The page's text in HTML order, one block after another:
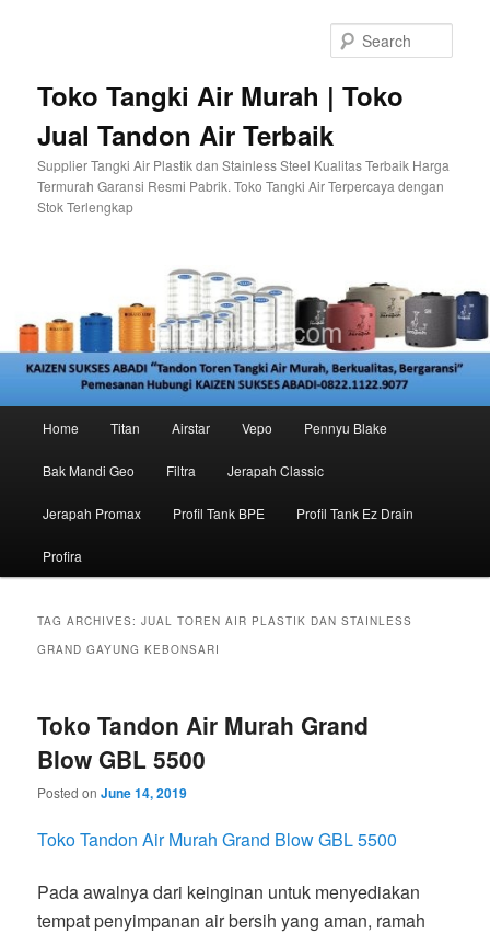
Toko Tangki Air Murah | Toko
Jual Tandon Air Terbaik
Supplier Tangki Air Plastik dan Stainless Steel Kualitas Terbaik Harga
Termurah Garansi Resmi Pabrik. Toko Tangki Air Terpercaya dengan
Stok Terlengkap
Home Titan Airstar Vepo Pennyu Blake
Bak Mandi Geo Filtra Jerapah Classic
Jerapah Promax Profil Tank BPE Profil Tank Ez Drain
Profira
TAG ARCHIVES:JUAL TOREN AIR PLASTIK DAN STAINLESS
GRAND GAYUNG KEBONSARI
Toko Tandon Air Murah Grand
Blow GBL 5500
Posted onJune 14, 2019
Toko Tandon Air Murah Grand Blow GBL 5500
Pada awalnya dari keinginan untuk menyediakan
tempat penyimpanan air bersih yang aman, ramah